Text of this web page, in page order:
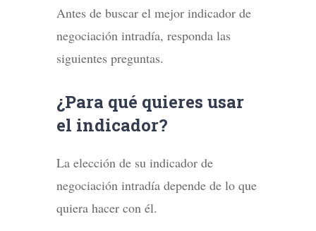
Antes de buscar el mejor indicador de
negociación intradía, responda las
siguientes preguntas.
¿Para qué quieres usar
el indicador?
La elección de su indicador de
negociación intradía depende de lo que
quiera hacer con él.